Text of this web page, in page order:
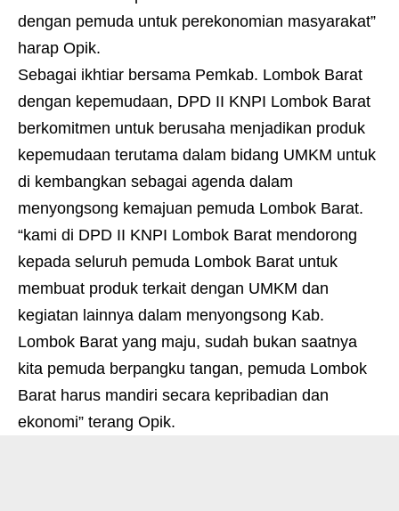
dengan pemuda untuk perekonomian masyarakat”
harap Opik.
Sebagai ikhtiar bersama Pemkab. Lombok Barat
dengan kepemudaan, DPD II KNPI Lombok Barat
berkomitmen untuk berusaha menjadikan produk
kepemudaan terutama dalam bidang UMKM untuk
di kembangkan sebagai agenda dalam
menyongsong kemajuan pemuda Lombok Barat.
“kami di DPD II KNPI Lombok Barat mendorong
kepada seluruh pemuda Lombok Barat untuk
membuat produk terkait dengan UMKM dan
kegiatan lainnya dalam menyongsong Kab.
Lombok Barat yang maju, sudah bukan saatnya
kita pemuda berpangku tangan, pemuda Lombok
Barat harus mandiri secara kepribadian dan
ekonomi” terang Opik.